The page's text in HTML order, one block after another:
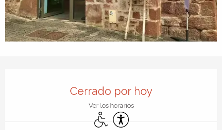
Cerrado por hoy
Ver los horarios
Acceso para minusválidos
Accesibilidad